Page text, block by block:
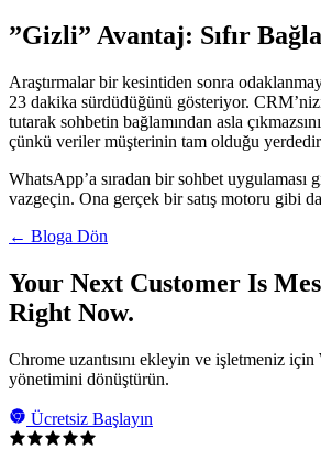
”Gizli” Avantaj: Sıfır
Araştırmalar bir kesintiden sonra
23 dakika sürdüdüğünü gösteriyor.
tutarak sohbetin bağlamından asla
çünkü veriler müşterinin tam olduğu
WhatsApp’a sıradan bir sohbet uygulaması
vazgeçin. Ona gerçek bir satış motoru gibi
← Bloga Dön
Your Next Customer Is
Right Now.
Chrome uzantısını ekleyin ve işletmeniz
yönetimini dönüştürün.
Ücretsiz Başlayın